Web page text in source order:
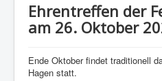
Über uns
Kontakt
Ehrentreffen der
am 26. Oktober
Ende Oktober findet traditionell
Hagen statt.